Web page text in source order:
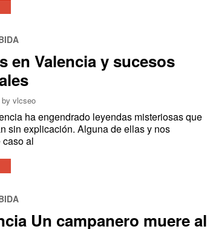
en Valencia y sucesos
byvlcseo
ha engendrado leyendas misteriosas que
sin explicación. Alguna de ellas y nos
caso al
Un campanero muere al